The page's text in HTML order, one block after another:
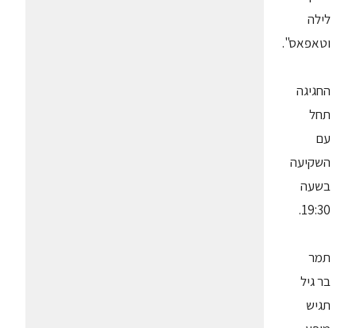
לילה
וטאפאס".
החגיגה
תחל
עם
השקיעה
בשעה
19:30.
תמר
בר גיל
תגיש